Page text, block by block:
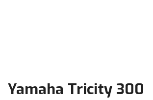
Yamaha Tricity 300